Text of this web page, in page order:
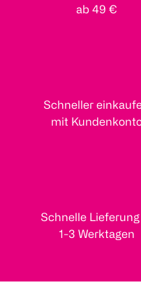
ab 49 €
Schneller
mit
Schnelle
1-3 Werktagen